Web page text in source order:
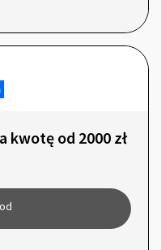
kwotę od 2000 zł